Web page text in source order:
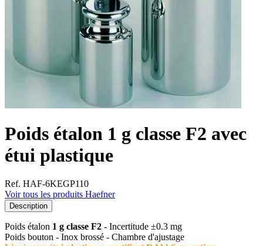
Poids étalon 1 g classe F2 avec
étui plastique
Ref. HAF-6KEGP110
Voir tous les produits Haefner
Description
Poids étalon 1 g classe F2 - Incertitude ±0.3 mg
Poids bouton - Inox brossé - Chambre d'ajustage